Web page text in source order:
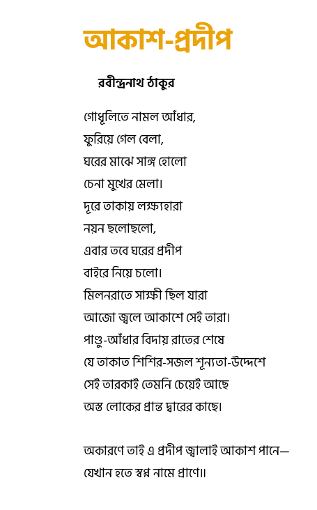
আকাশ-প্রদীপ
রবীন্দ্রনাথ ঠাকুর
গোধূলিতে নামল আঁধার,
ফুরিয়ে গেল বেলা,
ঘরের মাঝে সাঙ্গ হোলো
চেনা মুখের মেলা।
দূরে তাকায় লক্ষ্যহারা
নয়ন ছলোছলো,
এবার তবে ঘরের প্রদীপ
বাইরে নিয়ে চলো।
মিলনরাতে সাক্ষী ছিল যারা
আজো জ্বলে আকাশে সেই তারা।
পাণ্ডু-আঁধার বিদায় রাতের শেষে
যে তাকাত শিশির-সজল শূন্যতা-উদ্দেশে
সেই তারকাই তেমনি চেয়েই আছে
অস্ত লোকের প্রান্ত দ্বারের কাছে।
অকারণে তাই এ প্রদীপ জ্বালাই আকাশ পানে—
যেখান হতে স্বপ্ন নামে প্রাণে॥